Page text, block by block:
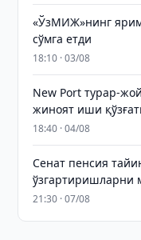
«ЎзМИЖ»нинг
сўмга етди
18:10 · 03/08
New Port турар-
жиноят иши
18:40 · 04/08
Сенат пенсия
ўзгартиришларни
21:30 · 07/08